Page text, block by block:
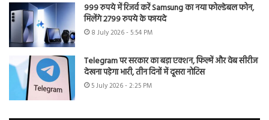
999 रुपये में रिजर्व करें Samsung का नया फोल्डेबल फोन,
मिलेंगे 2799 रुपये के फायदे
8 July 2026 - 5:54 PM
Telegram पर सरकार का बड़ा एक्शन, फिल्में और वेब सीरीज
देखना पड़ेगा भारी, तीन दिनों में दूसरा नोटिस
5 July 2026 - 2:25 PM